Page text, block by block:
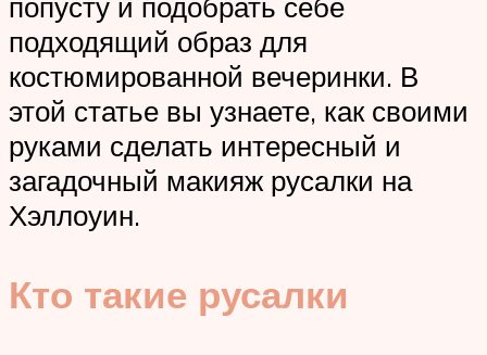
подходящий образ для
костюмированной вечеринки. В
этой статье вы узнаете, как своими
руками сделать интересный и
загадочный макияж русалки на
Хэллоуин.
Кто такие русалки